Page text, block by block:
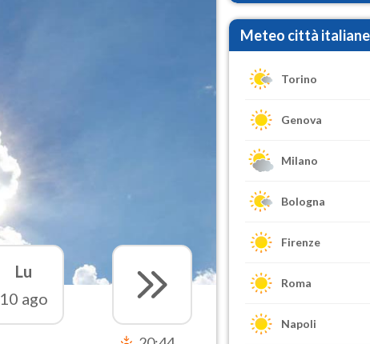
Lu
10 ago
Meteo città italiane
Torino
Genova
Milano
Bologna
Firenze
Roma
Napoli